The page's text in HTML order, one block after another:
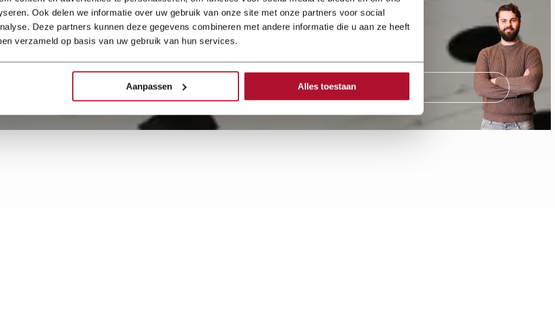
Ook delen we informatie over uw gebruik van onze site met onze partners voor social
Deze partners kunnen deze gegevens combineren met andere informatie die u aan ze heeft
verzameld op basis van uw gebruik van hun services.
Aanpassen Alles toestaan
Sie eine schnelle Preisangabe?